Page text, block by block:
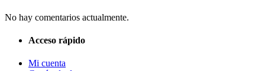
No hay comentarios actualmente.
Acceso rápido
Mi cuenta